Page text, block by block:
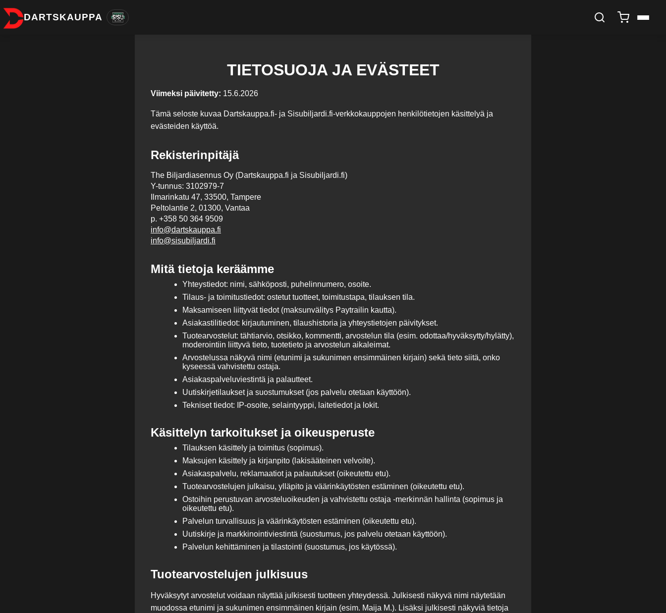
DARTSKAUPPA
TIETOSUOJA JA EVÄSTEET
Viimeksi päivitetty: 15.6.2026
Tämä seloste kuvaa Dartskauppa.fi- ja Sisubiljardi.fi-verkkokauppojen henkilötietojen käsittelyä ja
evästeiden käyttöä.
Rekisterinpitäjä
The Biljardiasennus Oy (Dartskauppa.fi ja Sisubiljardi.fi)
Y-tunnus: 3102979-7
Ilmarinkatu 47, 33500, Tampere
Peltolantie 2, 01300, Vantaa
p. +358 50 364 9509
info@dartskauppa.fi
info@sisubiljardi.fi
Mitä tietoja keräämme
Yhteystiedot: nimi, sähköposti, puhelinnumero, osoite.
Tilaus- ja toimitustiedot: ostetut tuotteet, toimitustapa, tilauksen tila.
Maksamiseen liittyvät tiedot (maksunvälitys Paytrailin kautta).
Asiakastilitiedot: kirjautuminen, tilaushistoria ja yhteystietojen päivitykset.
Tuotearvostelut: tähtiarvio, otsikko, kommentti, arvostelun tila (esim. odottaa/hyväksytty/hylätty),
moderointiin liittyvä tieto, tuotetieto ja arvostelun aikaleimat.
Arvostelussa näkyvä nimi (etunimi ja sukunimen ensimmäinen kirjain) sekä tieto siitä, onko
kyseessä vahvistettu ostaja.
Asiakaspalveluviestintä ja palautteet.
Uutiskirjetilaukset ja suostumukset (jos palvelu otetaan käyttöön).
Tekniset tiedot: IP-osoite, selaintyyppi, laitetiedot ja lokit.
Käsittelyn tarkoitukset ja oikeusperuste
Tilauksen käsittely ja toimitus (sopimus).
Maksujen käsittely ja kirjanpito (lakisääteinen velvoite).
Asiakaspalvelu, reklamaatiot ja palautukset (oikeutettu etu).
Tuotearvostelujen julkaisu, ylläpito ja väärinkäytösten estäminen (oikeutettu etu).
Ostoihin perustuvan arvosteluoikeuden ja vahvistettu ostaja -merkinnän hallinta (sopimus ja
oikeutettu etu).
Palvelun turvallisuus ja väärinkäytösten estäminen (oikeutettu etu).
Uutiskirje ja markkinointiviestintä (suostumus, jos palvelu otetaan käyttöön).
Palvelun kehittäminen ja tilastointi (suostumus, jos käytössä).
Tuotearvostelujen julkisuus
Hyväksytyt arvostelut voidaan näyttää julkisesti tuotteen yhteydessä. Julkisesti näkyvä nimi näytetään
muodossa etunimi ja sukunimen ensimmäinen kirjain (esim. Maija M.). Lisäksi julkisesti näkyviä tietoja